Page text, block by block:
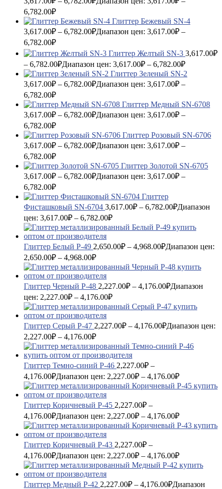
6,782.00₽
Глиттер Бежевый SN-4
3,617.00₽ – 6,782.00₽Диапазон цен: 3,617.00₽ –
6,782.00₽
Глиттер Желтый SN-3 3,617.00₽
– 6,782.00₽Диапазон цен: 3,617.00₽ – 6,782.00₽
Глиттер Зеленый SN-2
3,617.00₽ – 6,782.00₽Диапазон цен: 3,617.00₽ –
6,782.00₽
Глиттер Медный SN-6708
3,617.00₽ – 6,782.00₽Диапазон цен: 3,617.00₽ –
6,782.00₽
Глиттер Розовый SN-6706
3,617.00₽ – 6,782.00₽Диапазон цен: 3,617.00₽ –
6,782.00₽
Глиттер Золотой SN-6705
3,617.00₽ – 6,782.00₽Диапазон цен: 3,617.00₽ –
6,782.00₽
Глиттер
Фисташковый SN-6704 3,617.00₽ – 6,782.00₽Диапазон
цен: 3,617.00₽ – 6,782.00₽
Глиттер Белый P-49 2,650.00₽ – 4,968.00₽Диапазон цен:
2,650.00₽ – 4,968.00₽
Глиттер Черный P-48 2,227.00₽ – 4,176.00₽Диапазон
цен: 2,227.00₽ – 4,176.00₽
Глиттер Серый P-47 2,227.00₽ – 4,176.00₽Диапазон цен:
2,227.00₽ – 4,176.00₽
Глиттер Темно-синий P-46 2,227.00₽ –
4,176.00₽Диапазон цен: 2,227.00₽ – 4,176.00₽
Глиттер Коричневый P-45 2,227.00₽ –
4,176.00₽Диапазон цен: 2,227.00₽ – 4,176.00₽
Глиттер Коричневый P-43 2,227.00₽ –
4,176.00₽Диапазон цен: 2,227.00₽ – 4,176.00₽
Глиттер Медный P-42 2,227.00₽ – 4,176.00₽Диапазон